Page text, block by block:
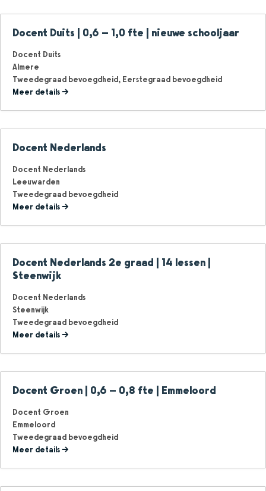
Docent Duits | 0,6 – 1,0 fte | nieuwe schooljaar
Docent Duits
Almere
Tweedegraad bevoegdheid Eerstegraad bevoegdheid
Meer details
Docent Nederlands
Docent Nederlands
Leeuwarden
Tweedegraad bevoegdheid
Meer details
Docent Nederlands 2e graad | 14 lessen |
Steenwijk
Docent Nederlands
Steenwijk
Tweedegraad bevoegdheid
Meer details
Docent Groen | 0,6 – 0,8 fte | Emmeloord
Docent Groen
Emmeloord
Tweedegraad bevoegdheid
Meer details